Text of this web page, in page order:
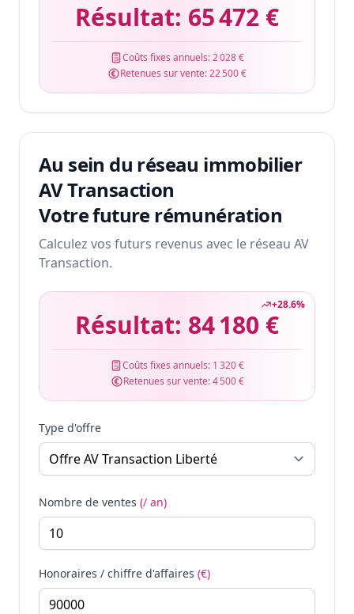
Résultat: 65 472 €
Coûts fixes annuels:2 028 €
Retenues sur vente:22 500 €
Au sein du réseau immobilier
AV Transaction
Votre future rémunération
Calculez vos futurs revenus avec le réseau AV
Transaction.
+28.6%
Résultat: 84 180 €
Coûts fixes annuels: 1 320 €
Retenues sur vente:4 500 €
Type d'offre
Nombre de ventes (/ an)
Honoraires / chiffre d'affaires (€)